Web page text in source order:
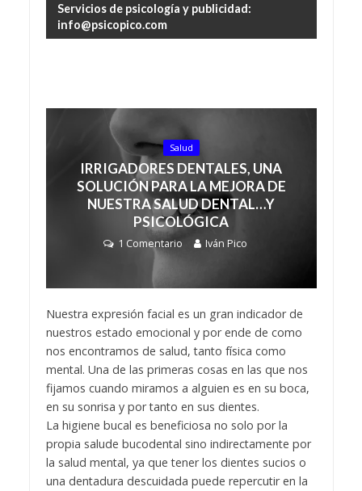
Servicios de psicología y publicidad:
info@psicopico.com
Salud
IRRIGADORES DENTALES, UNA
SOLUCIÓN PARA LA MEJORA DE
NUESTRA SALUD DENTAL…Y
PSICOLÓGICA
1 Comentario Iván Pico
Nuestra expresión facial es un gran indicador de
nuestros estado emocional y por ende de como
nos encontramos de salud, tanto física como
mental. Una de las primeras cosas en las que nos
fijamos cuando miramos a alguien es en su boca,
en su sonrisa y por tanto en sus dientes.
La higiene bucal es beneficiosa no solo por la
propia salude bucodental sino indirectamente por
la salud mental, ya que tener los dientes sucios o
una dentadura descuidada puede repercutir en la